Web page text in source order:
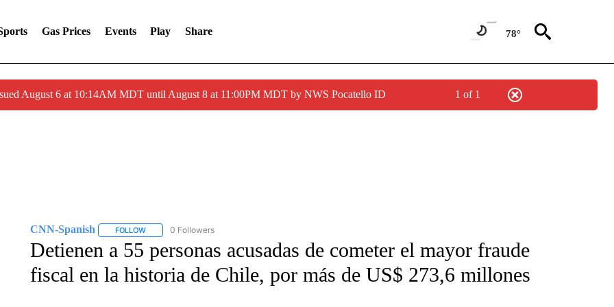
Gas Prices Events Play Share 78°
August 6 at 10:14AM MDT until August 8 at 11:00PM MDT by NWS Pocatello ID 1 of 1
CNN-Spanish FOLLOWFOLLOW "CNN-SPANISH" TO RECEIVE NOTIFICATIONS ABOUT NEW PAGES ON "CNN-SPANISH".
0 Followers
Detienen a 55 personas acusadas de cometer el mayor fraude
fiscal en la historia de Chile, por más de US$ 273,6 millones